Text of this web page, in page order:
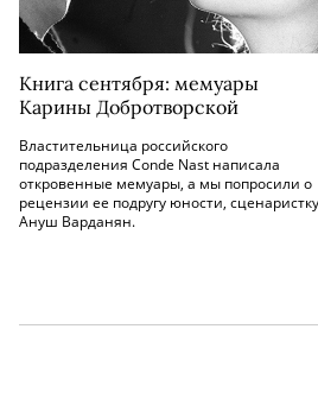
Книга сентября: мемуары
Карины Добротворской
Властительница российского
подразделения Conde Nast написала
откровенные мемуары, а мы попросили о
рецензии ее подругу юности, сценаристку
Ануш Варданян.